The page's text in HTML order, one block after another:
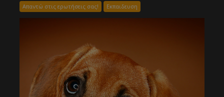
Απαντώ στις ερωτήσεις σας! Εκπαιδευση